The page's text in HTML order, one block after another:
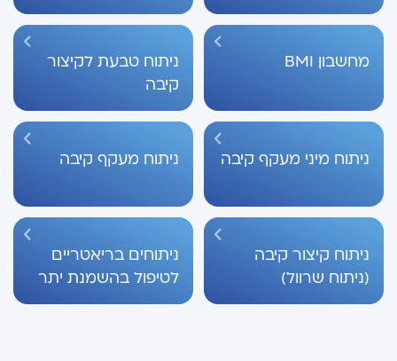
מחשבון BMI
ניתוח טבעת לקיצור
קיבה
ניתוח מיני מעקף קיבה ניתוח מעקף קיבה
ניתוח קיצור קיבה
(ניתוח שרוול)
ניתוחים בריאטריים
לטיפול בהשמנת יתר